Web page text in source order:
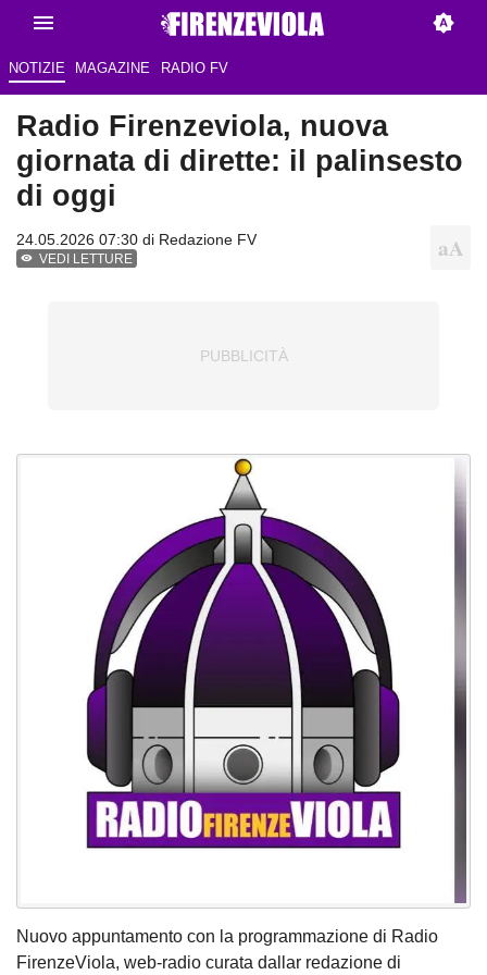
NOTIZIE MAGAZINE RADIO FV
Radio Firenzeviola, nuova
giornata di dirette: il palinsesto
di oggi
24.05.2026 07:30 di Redazione FV
VEDI LETTURE
Nuovo appuntamento con la programmazione di Radio
FirenzeViola, web-radio curata dallar redazione di